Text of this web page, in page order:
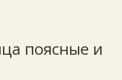
поясные и